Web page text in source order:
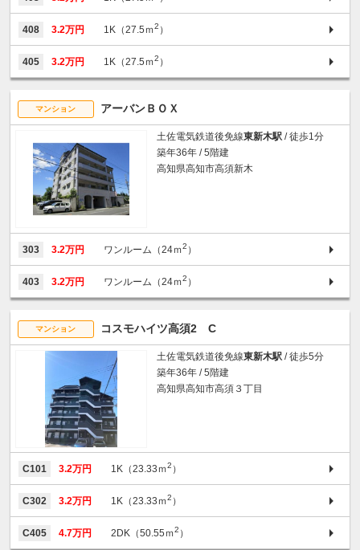
408 3.2万円 1K（27.5ｍ2 ）
405 3.2万円 1K（27.5ｍ2 ）
マンション アーバンＢＯＸ
土佐電気鉄道後免線東新木駅 / 徒歩1分
築年36年 / 5階建
高知県高知市高須新木
303 3.2万円 ワンルーム（24ｍ2 ）
403 3.2万円 ワンルーム（24ｍ2 ）
マンション コスモハイツ高須2 C
土佐電気鉄道後免線東新木駅 / 徒歩5分
築年36年 / 5階建
高知県高知市高須３丁目
C101 3.2万円 1K（23.33ｍ2 ）
C302 3.2万円 1K（23.33ｍ2 ）
C405 4.7万円 2DK（50.55ｍ2 ）